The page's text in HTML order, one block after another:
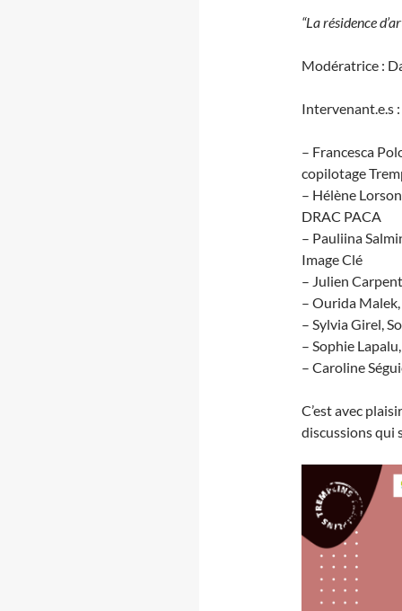
“La résidence
Modératrice :
Intervenant.e.s :
– Francesca
copilotage
– Hélène
DRAC PACA
– Pauliina
Image Clé
– Julien
– Ourida
– Sylvia Girel,
– Sophie
– Caroline
C’est avec
discussions qui